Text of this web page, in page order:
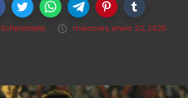
miércoles, enero 22, 2025